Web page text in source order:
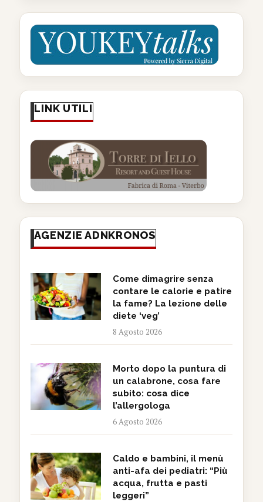
LINK UTILI
AGENZIE ADNKRONOS
Come dimagrire senza
contare le calorie e patire
la fame? La lezione delle
diete ‘veg’
8 Agosto 2026
Morto dopo la puntura di
un calabrone, cosa fare
subito: cosa dice
l’allergologa
6 Agosto 2026
Caldo e bambini, il menù
anti-afa dei pediatri: “Più
acqua, frutta e pasti
leggeri”